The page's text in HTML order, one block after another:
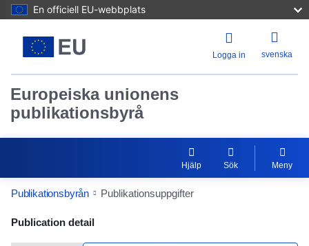
En officiell EU-webbplats
Logga in svenska
Europeiska unionens
publikationsbyrå
Hjälp Sök Meny
Publikationsbyrån Publikationsuppgifter
Publication Detail Actions Portlet
Publication detail